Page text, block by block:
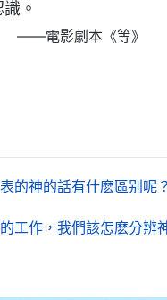
。
——電影劇本《等》
的神的話有什麽區别呢
工作，我們該怎麽分辨